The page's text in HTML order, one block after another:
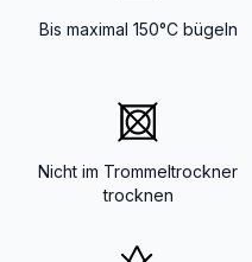
Bis maximal 150°C bügeln
Nicht im Trommeltrockner
trocknen